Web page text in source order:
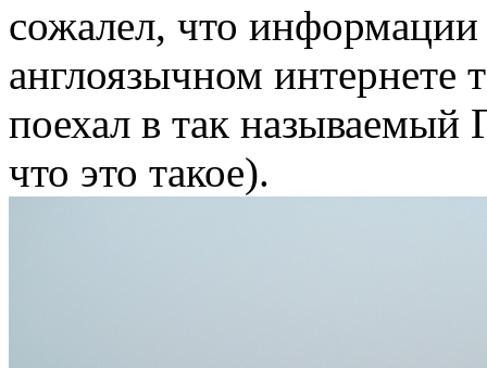
сожалел, что
англоязычном интернете
поехал в так называемый
что это такое).